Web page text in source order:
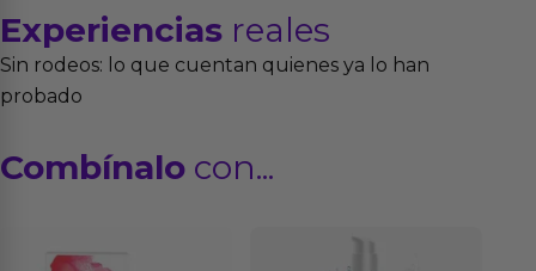
Experiencias reales
Sin rodeos: lo que cuentan quienes ya lo han
probado
Combínalo con...